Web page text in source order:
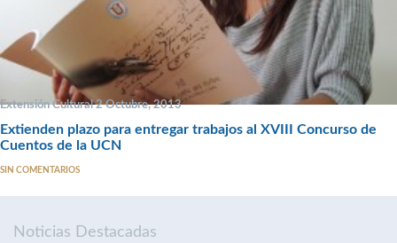
Extensión Cultural 2 Octubre, 2013
Extienden plazo para entregar trabajos al XVIII Concurso de
Cuentos de la UCN
SIN COMENTARIOS
Noticias Destacadas